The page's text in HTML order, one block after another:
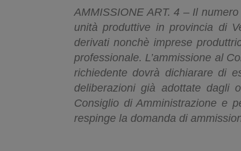
AMMISSIONE ART. 4 – Il
unità produttive in provincia di
derivati nonchè imprese
professionale. L’ammissione al
richiedente dovrà dichiarare di
deliberazioni già adottate dagli
Consiglio di Amministrazione e
respinge la domanda di